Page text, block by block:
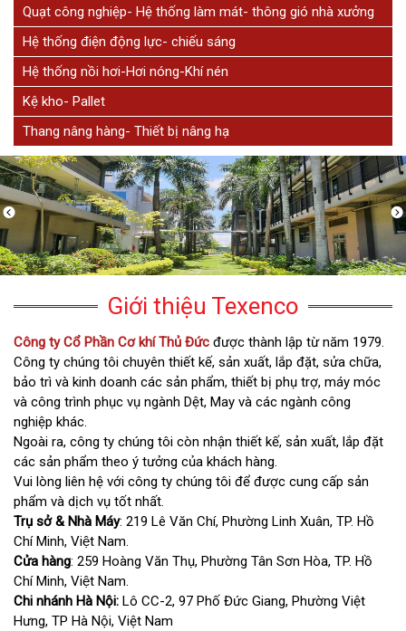
Quạt công nghiệp- Hệ thống làm mát- thông gió nhà xưởng
Hệ thống điện động lực- chiếu sáng
Hệ thống nồi hơi-Hơi nóng-Khí nén
Kệ kho- Pallet
Thang nâng hàng- Thiết bị nâng hạ
Giới thiệu Texenco
Công ty Cổ Phần Cơ khí Thủ Đức được thành lập từ năm 1979.
Công ty chúng tôi chuyên thiết kế, sản xuất, lắp đặt, sửa chữa,
bảo trì và kinh doanh các sản phẩm, thiết bị phụ trợ, máy móc
và công trình phục vụ ngành Dệt, May và các ngành công
nghiệp khác.
Ngoài ra, công ty chúng tôi còn nhận thiết kế, sản xuất, lắp đặt
các sản phẩm theo ý tưởng của khách hàng.
Vui lòng liên hệ với công ty chúng tôi để được cung cấp sản
phẩm và dịch vụ tốt nhất.
Trụ sở & Nhà Máy: 219 Lê Văn Chí, Phường Linh Xuân, TP. Hồ
Chí Minh, Việt Nam.
Cửa hàng: 259 Hoàng Văn Thụ, Phường Tân Sơn Hòa, TP. Hồ
Chí Minh, Việt Nam.
Chi nhánh Hà Nội: Lô CC-2, 97 Phố Đức Giang, Phường Việt
Hưng, TP Hà Nội, Việt Nam